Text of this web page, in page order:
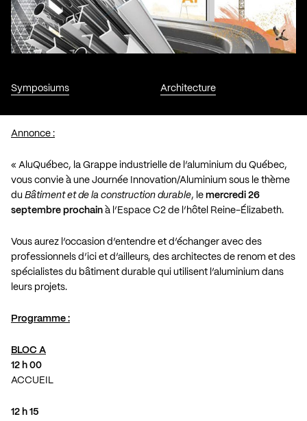
Symposiums Architecture
Annonce :
« AluQuébec, la Grappe industrielle de l’aluminium du Québec,
vous convie à une Journée Innovation/Aluminium sous le thème
du Bâtiment et de la construction durable, le mercredi 26
septembre prochain à l’Espace C2 de l’hôtel Reine-Élizabeth.
Vous aurez l’occasion d’entendre et d’échanger avec des
professionnels d’ici et d’ailleurs, des architectes de renom et des
spécialistes du bâtiment durable qui utilisent l’aluminium dans
leurs projets.
Programme :
BLOC A
12 h 00
ACCUEIL
12 h 15